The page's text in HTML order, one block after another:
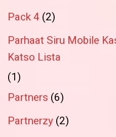
Pack 4 (2)
Parhaat Siru Mobile
Katso Lista
(1)
Partners (6)
Partnerzy (2)